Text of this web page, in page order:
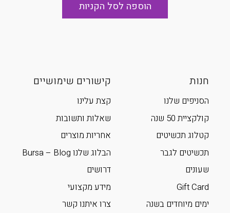
הוספה לסל הקניות
חנות
הסניפים שלנו
קולקציית 50 שנה
קטלוג תכשיטים
תכשיטים לגבר
שעונים
Gift Card
ימים מיוחדים בשנה
קישורים שימושיים
קצת עלינו
שאלות ותשובות
אחריות מוצרים
הבלוג שלנו Bursa – Blog
דרושים
מידע מקצועי
צרו איתנו קשר